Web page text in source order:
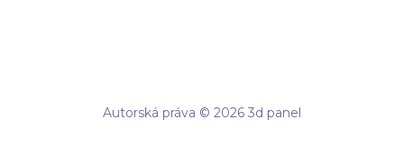
Autorská práva © 2026 3d panel